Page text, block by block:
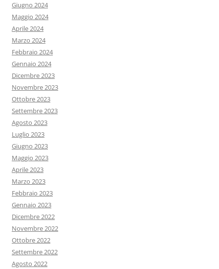
Giugno 2024
Maggio 2024
Aprile 2024
Marzo 2024
Febbraio 2024
Gennaio 2024
Dicembre 2023
Novembre 2023
Ottobre 2023
Settembre 2023
Agosto 2023
Luglio 2023
Giugno 2023
Maggio 2023
Aprile 2023
Marzo 2023
Febbraio 2023
Gennaio 2023
Dicembre 2022
Novembre 2022
Ottobre 2022
Settembre 2022
Agosto 2022